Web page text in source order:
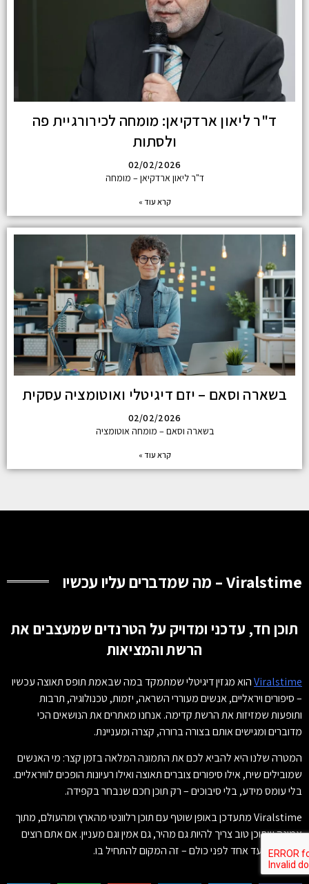
ד"ר ליאון ארדקיאן: מומחה לכירורגיית פה
ולסתות
02/02/2026
ד"ר ליאון ארדקיאן – מומחה
קרא עוד »
בשארה וסאם – יזם דיגיטלי ואוטומציה עסקית
02/02/2026
בשארה וסאם – מומחה אוטומציה
קרא עוד »
Viralstime – מה שמדברים עליו עכשיו
תוכן חד, עדכני ומדויק על הטרנדים שמעצבים את
הרשת והמציאות
Viralstimeהוא מגזין דיגיטלי שמתמקד במה שבאמת תופס תאוצה עכשיו
– סיפורים ויראליים, אנשים מעוררי השראה, יזמות, טכנולוגיה, תרבות
ותופעות שמזיזות את הרשת קדימה. אנחנו מאתרים את הנושאים הכי
מדוברים ומגישים אותם בצורה ברורה, קצרה ומעניינת.
המטרה שלנו היא להביא לכם את התמונה המלאה בזמן קצר: מי האנשים
שמובילים שיח, אילו סיפורים צוברים תאוצה ואילו רעיונות הופכים לוויראליים.
בלי עומס מידע, בלי סיבוכים – רק תוכן חכם שנבחר בקפידה.
Viralstime מתעדכן באופן שוטף עם תוכן רלוונטי מהארץ ומהעולם, מתוך
אמונה שתוכן טוב צריך להיות גם מהיר, גם אמין וגם מעניין. אם אתם רוצים
להישאר צעד אחד לפני כולם – זה המקום להתחיל בו.